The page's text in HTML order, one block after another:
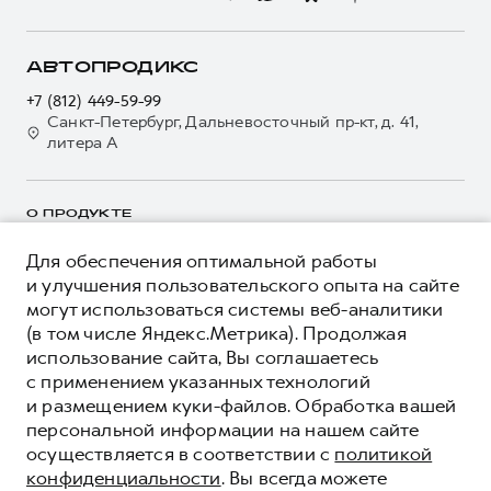
Крупным корпоративным клиентам
Система управления автопарком
Сервис для корпоративных клиентов
HAVAL Лизинг
Автомобильные аксессуары
Коллекция PRO
Коллекция Базовая
Коллекция Детская
Гарантия HAVAL
Мобильное приложение GWM
Программа «HAVAL Защита+»
Руководства по эксплуатации
Подписки
Автомобильные аксессуары
Коллекция PRO
Коллекция Базовая
Коллекция Детская
Наша команда
Контакты
АВТОПРОДИКС
+7 (812) 449-59-99
Санкт-Петербург, Дальневосточный пр-кт, д. 41,
литера А
О ПРОДУКТЕ
ЦЕНЫ И ВЫГОДЫ
ЮРИДИЧЕСКАЯ ИНФОРМАЦИЯ
Вся представленная на сайте информация, касающаяся
автомобилей и сервисного обслуживания, носит
информационный характер и не является публичной офертой.
Все цены, указанные на данном сайте, носят информационный
характер и являются максимально рекомендуемыми
розничными ценами по расчетам дистрибьютора (ООО «Грейт
Волл Мотор Рус»). Для получения подробной информации
просьба обращаться к ближайшему официальному дилеру ООО
****На некоторых автомобилях HAVAL может отсутствовать
система / устройство вызова экстренных оперативных служб
(блок ЭРА-ГЛОНАСС).
Показать все
© 2026 ООО «Грейт Волл Мотор Рус»
Для обеспечения оптимальной работы
и улучшения пользовательского опыта на сайте
могут использоваться системы веб-аналитики
(в том числе Яндекс.Метрика). Продолжая
использование сайта, Вы соглашаетесь
с применением указанных технологий
и размещением куки-файлов. Обработка вашей
персональной информации на нашем сайте
осуществляется в соответствии с политикой
конфиденциальности. Вы всегда можете